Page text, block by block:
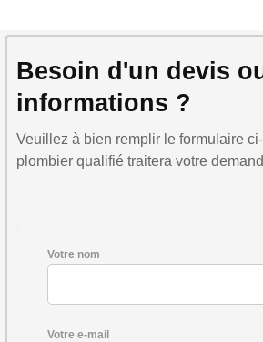
Besoin d'un devis
informations ?
Veuillez à bien remplir le formulaire
plombier qualifié traitera votre
Votre nom
Votre e-mail